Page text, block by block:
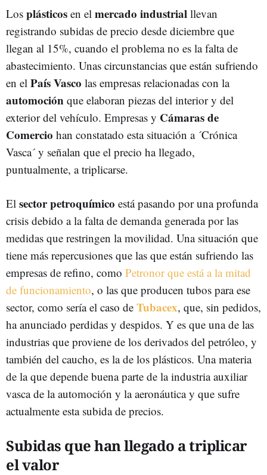
Los plásticos en el mercado industrial llevan
registrando subidas de precio desde diciembre que
llegan al 15%, cuando el problema no es la falta de
abastecimiento. Unas circunstancias que están sufriendo
en el País Vasco las empresas relacionadas con la
automoción que elaboran piezas del interior y del
exterior del vehículo. Empresas y Cámaras de
Comercio han constatado esta situación a ´Crónica
Vasca´ y señalan que el precio ha llegado,
puntualmente, a triplicarse.
El sector petroquímico está pasando por una profunda
crisis debido a la falta de demanda generada por las
medidas que restringen la movilidad. Una situación que
tiene más repercusiones que las que están sufriendo las
empresas de refino, como Petronor que está a la mitad
de funcionamiento, o las que producen tubos para ese
sector, como sería el caso de Tubacex, que, sin pedidos,
ha anunciado perdidas y despidos. Y es que una de las
industrias que proviene de los derivados del petróleo, y
también del caucho, es la de los plásticos. Una materia
de la que depende buena parte de la industria auxiliar
vasca de la automoción y la aeronáutica y que sufre
actualmente esta subida de precios.
Subidas que han llegado a triplicar
el valor